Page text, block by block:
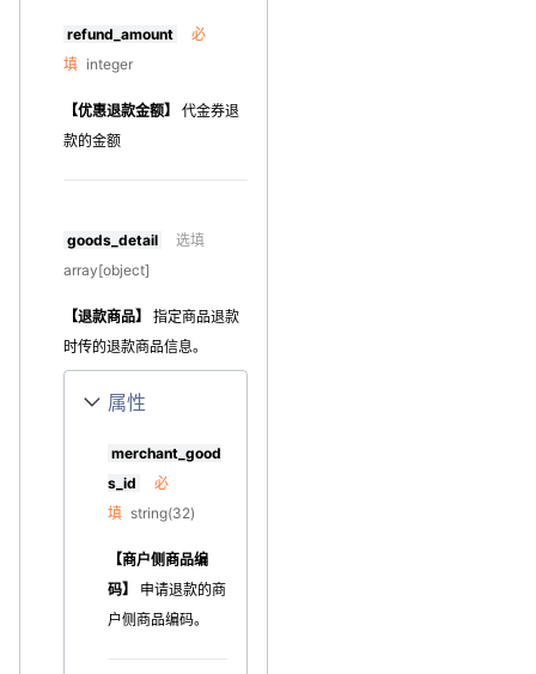
refund_amount
必
填 integer
【优惠退款金额】
代金券退
款的金额
goods_detail
选填
array[object]
【退款商品】
指定商品退款
时传的退款商品信息。
属性
merchant_good
s_id
必
填 string(32)
【商户侧商品编
码】
申请退款的商
户侧商品编码。